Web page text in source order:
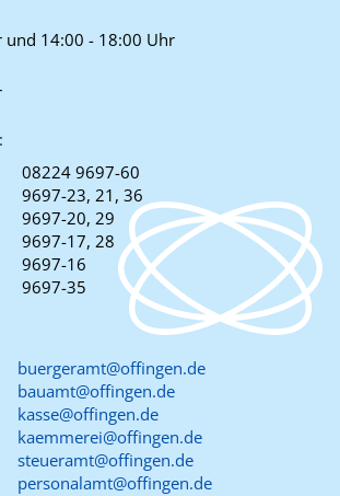
und 14:00 - 18:00 Uhr
08224 9697-60
9697-23, 21, 36
9697-20, 29
9697-17, 28
9697-16
9697-35
buergeramt@offingen.de
bauamt@offingen.de
kasse@offingen.de
kaemmerei@offingen.de
steueramt@offingen.de
personalamt@offingen.de